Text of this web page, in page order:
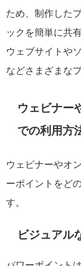
ため、制作した
ックを簡単に共
ウェブサイトや
などさまざまな
ウェビナー
での利用方
ウェビナーやオ
ーポイントをど
す。
ビジュアル